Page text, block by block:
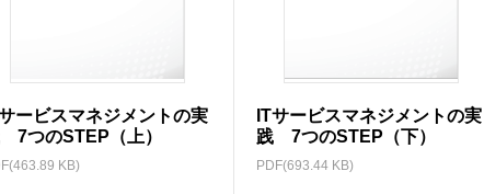
ービスマネジメントの実
7つのSTEP（上）
KB)
ITサービスマネジメントの実
践 7つのSTEP（下）
PDF(693.44 KB)